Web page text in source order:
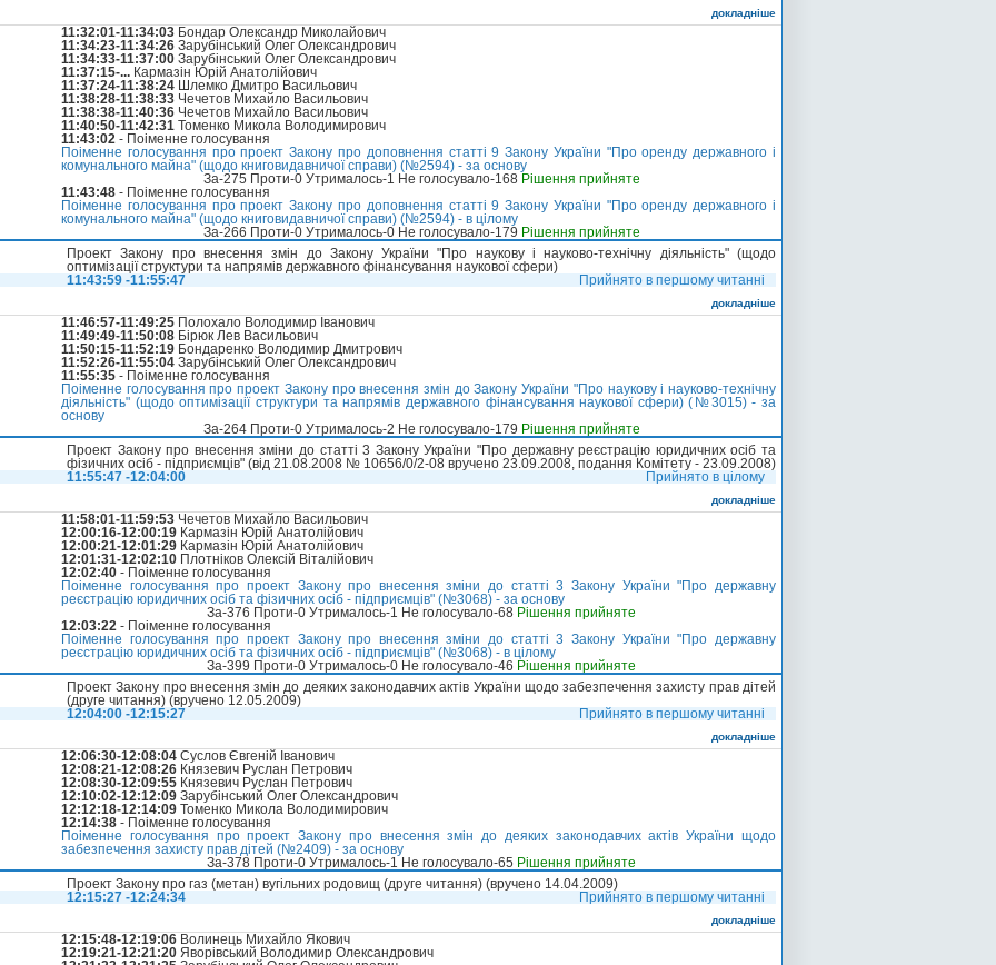
докладніше
11:32:01-11:34:03 Бондар Олександр Миколайович
11:34:23-11:34:26 Зарубінський Олег Олександрович
11:34:33-11:37:00 Зарубінський Олег Олександрович
11:37:15-... Кармазін Юрій Анатолійович
11:37:24-11:38:24 Шлемко Дмитро Васильович
11:38:28-11:38:33 Чечетов Михайло Васильович
11:38:38-11:40:36 Чечетов Михайло Васильович
11:40:50-11:42:31 Томенко Микола Володимирович
11:43:02 - Поіменне голосування
Поіменне голосування про проект Закону про доповнення статті 9 Закону України "Про оренду державного і
комунального майна" (щодо книговидавничої справи) (№2594) - за основу
За-275 Проти-0 Утрималось-1 Не голосувало-168 Рішення прийняте
11:43:48 - Поіменне голосування
Поіменне голосування про проект Закону про доповнення статті 9 Закону України "Про оренду державного і
комунального майна" (щодо книговидавничої справи) (№2594) - в цілому
За-266 Проти-0 Утрималось-0 Не голосувало-179 Рішення прийняте
Проект Закону про внесення змін до Закону України "Про наукову і науково-технічну діяльність" (щодо
оптимізації структури та напрямів державного фінансування наукової сфери)
11:43:59 -11:55:47
Прийнято в першому читанні
докладніше
11:46:57-11:49:25 Полохало Володимир Іванович
11:49:49-11:50:08 Бірюк Лев Васильович
11:50:15-11:52:19 Бондаренко Володимир Дмитрович
11:52:26-11:55:04 Зарубінський Олег Олександрович
11:55:35 - Поіменне голосування
Поіменне голосування про проект Закону про внесення змін до Закону України "Про наукову і науково-технічну
діяльність" (щодо оптимізації структури та напрямів державного фінансування наукової сфери) (№3015) - за
основу
За-264 Проти-0 Утрималось-2 Не голосувало-179 Рішення прийняте
Проект Закону про внесення зміни до статті 3 Закону України "Про державну реєстрацію юридичних осіб та
фізичних осіб - підприємців" (вiд 21.08.2008 № 10656/0/2-08 вручено 23.09.2008, подання Комітету - 23.09.2008)
11:55:47 -12:04:00
Прийнято в цілому
докладніше
11:58:01-11:59:53 Чечетов Михайло Васильович
12:00:16-12:00:19 Кармазін Юрій Анатолійович
12:00:21-12:01:29 Кармазін Юрій Анатолійович
12:01:31-12:02:10 Плотніков Олексій Віталійович
12:02:40 - Поіменне голосування
Поіменне голосування про проект Закону про внесення зміни до статті 3 Закону України "Про державну
реєстрацію юридичних осіб та фізичних осіб - підприємців" (№3068) - за основу
За-376 Проти-0 Утрималось-1 Не голосувало-68 Рішення прийняте
12:03:22 - Поіменне голосування
Поіменне голосування про проект Закону про внесення зміни до статті 3 Закону України "Про державну
реєстрацію юридичних осіб та фізичних осіб - підприємців" (№3068) - в цілому
За-399 Проти-0 Утрималось-0 Не голосувало-46 Рішення прийняте
Проект Закону про внесення змін до деяких законодавчих актів України щодо забезпечення захисту прав дітей
(друге читання) (вручено 12.05.2009)
12:04:00 -12:15:27
Прийнято в першому читанні
докладніше
12:06:30-12:08:04 Суслов Євгеній Іванович
12:08:21-12:08:26 Князевич Руслан Петрович
12:08:30-12:09:55 Князевич Руслан Петрович
12:10:02-12:12:09 Зарубінський Олег Олександрович
12:12:18-12:14:09 Томенко Микола Володимирович
12:14:38 - Поіменне голосування
Поіменне голосування про проект Закону про внесення змін до деяких законодавчих актів України щодо
забезпечення захисту прав дітей (№2409) - за основу
За-378 Проти-0 Утрималось-1 Не голосувало-65 Рішення прийняте
Проект Закону про газ (метан) вугільних родовищ (друге читання) (вручено 14.04.2009)
12:15:27 -12:24:34
Прийнято в першому читанні
докладніше
12:15:48-12:19:06 Волинець Михайло Якович
12:19:21-12:21:20 Яворівський Володимир Олександрович